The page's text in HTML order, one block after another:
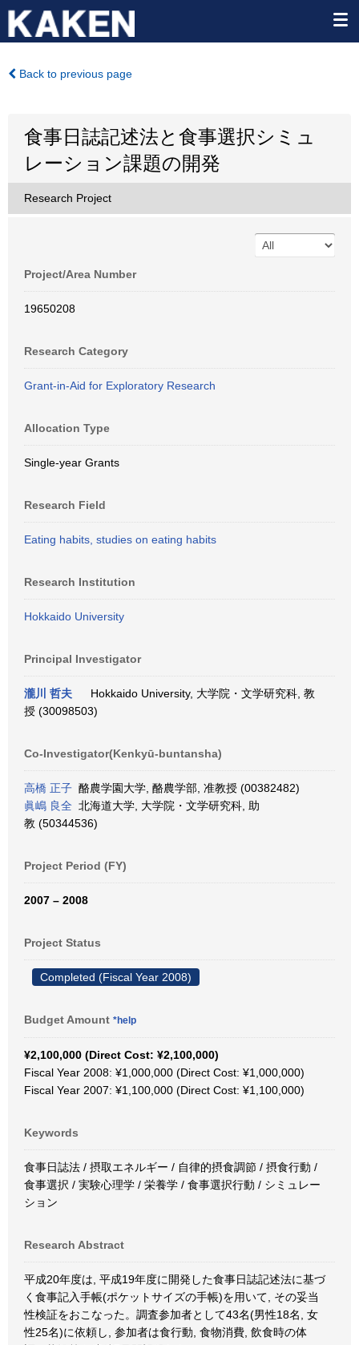
Back to previous page
食事日誌記述法と食事選択シミュ
レーション課題の開発
Research Project
Project/Area Number
19650208
Research Category
Grant-in-Aid for Exploratory Research
Allocation Type
Single-year Grants
Research Field
Eating habits, studies on eating habits
Research Institution
Hokkaido University
Principal Investigator
瀧川 哲夫
Hokkaido University, 大学院・文学研究科, 教
授 (30098503)
Co-Investigator(Kenkyū-buntansha)
高橋 正子 酪農学園大学, 酪農学部, 准教授 (00382482)
眞嶋 良全 北海道大学, 大学院・文学研究科, 助
教 (50344536)
Project Period (FY)
2007 – 2008
Project Status
Completed (Fiscal Year 2008)
Budget Amount *help
¥2,100,000 (Direct Cost: ¥2,100,000)
Fiscal Year 2008: ¥1,000,000 (Direct Cost: ¥1,000,000)
Fiscal Year 2007: ¥1,100,000 (Direct Cost: ¥1,100,000)
Keywords
食事日誌法 / 摂取エネルギー / 自律的摂食調節 / 摂食行動 /
食事選択 / 実験心理学 / 栄養学 / 食事選択行動 / シミュレー
ション
Research Abstract
平成20年度は, 平成19年度に開発した食事日誌記述法に基づ
く食事記入手帳(ポケットサイズの手帳)を用いて, その妥当
性検証をおこなった。調査参加者として43名(男性18名, 女
性25名)に依頼し, 参加者は食行動, 食物消費, 飲食時の体